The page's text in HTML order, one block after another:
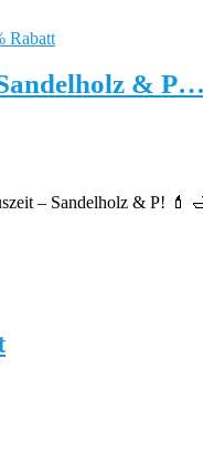
&
– Sandelholz & P! 💄